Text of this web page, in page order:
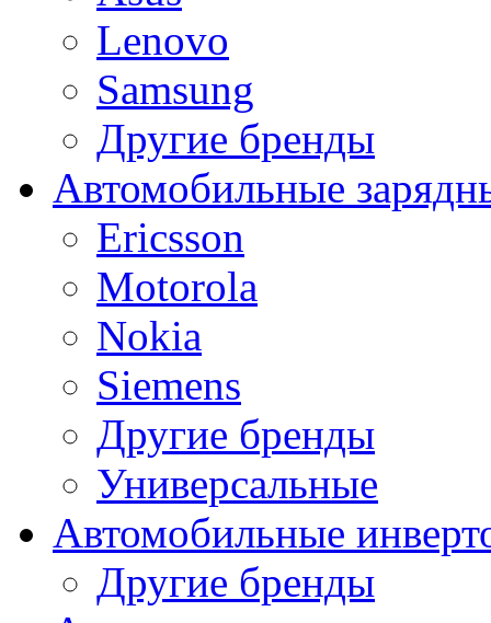
Lenovo
Samsung
Другие бренды
Автомобильные
Ericsson
Motorola
Nokia
Siemens
Другие бренды
Универсальные
Автомобильные
Другие бренды